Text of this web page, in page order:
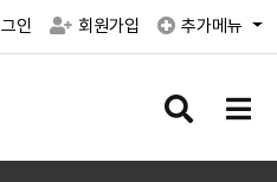
인 회원가입 추가메뉴
검
버
메
버